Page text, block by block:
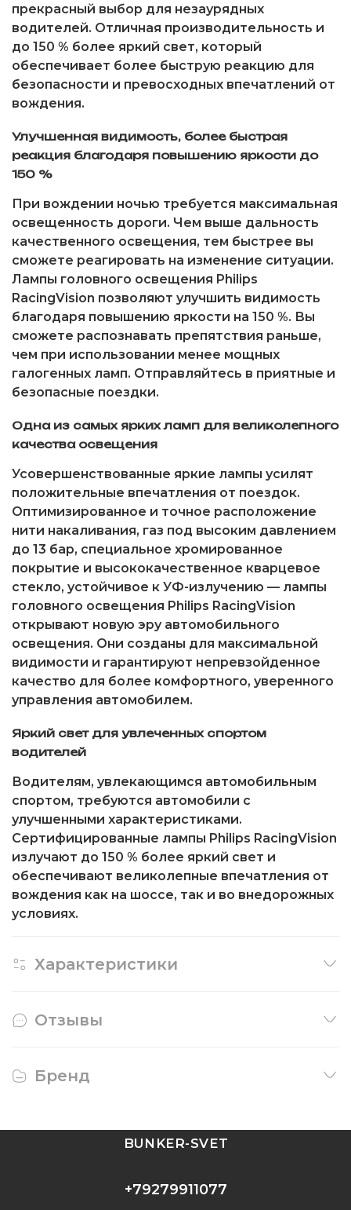
прекрасный выбор для незаурядных
водителей. Отличная производительность и
до 150 % более яркий свет, который
обеспечивает более быструю реакцию для
безопасности и превосходных впечатлений от
вождения.
Улучшенная видимость, более быстрая
реакция благодаря повышению яркости до
150 %
При вождении ночью требуется максимальная
освещенность дороги. Чем выше дальность
качественного освещения, тем быстрее вы
сможете реагировать на изменение ситуации.
Лампы головного освещения Philips
RacingVision позволяют улучшить видимость
благодаря повышению яркости на 150 %. Вы
сможете распознавать препятствия раньше,
чем при использовании менее мощных
галогенных ламп. Отправляйтесь в приятные и
безопасные поездки.
Одна из самых ярких ламп для великолепного
качества освещения
Усовершенствованные яркие лампы усилят
положительные впечатления от поездок.
Оптимизированное и точное расположение
нити накаливания, газ под высоким давлением
до 13 бар, специальное хромированное
покрытие и высококачественное кварцевое
стекло, устойчивое к УФ-излучению — лампы
головного освещения Philips RacingVision
открывают новую эру автомобильного
освещения. Они созданы для максимальной
видимости и гарантируют непревзойденное
качество для более комфортного, уверенного
управления автомобилем.
Яркий свет для увлеченных спортом
водителей
Водителям, увлекающимся автомобильным
спортом, требуются автомобили с
улучшенными характеристиками.
Сертифицированные лампы Philips RacingVision
излучают до 150 % более яркий свет и
обеспечивают великолепные впечатления от
вождения как на шоссе, так и во внедорожных
условиях.
Характеристики
Отзывы
Бренд
+79279911077
BUNKER-SVET